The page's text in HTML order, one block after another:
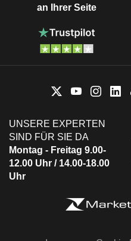
an Ihrer Seite
UNSERE EXPERTEN
SIND FÜR SIE DA
Montag - Freitag 9.00-
12.00 Uhr / 14.00-18.00
Uhr